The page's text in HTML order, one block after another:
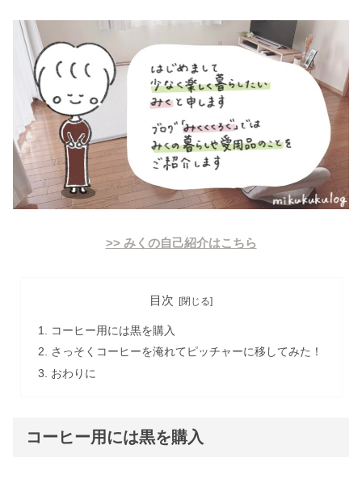
>> みくの自己紹介はこちら
目次
コーヒー用には黒を購入
さっそくコーヒーを淹れてピッチャーに移してみた！
おわりに
コーヒー用には黒を購入